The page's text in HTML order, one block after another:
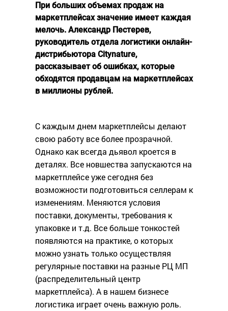
При больших объемах продаж на
маркетплейсах значение имеет каждая
мелочь. Александр Пестерев,
руководитель отдела логистики онлайн-
дистрибьютора Citynature,
рассказывает об ошибках, которые
обходятся продавцам на маркетплейсах
в миллионы рублей.
С каждым днем маркетплейсы делают
свою работу все более прозрачной.
Однако как всегда дьявол кроется в
деталях. Все новшества запускаются на
маркетплейсе уже сегодня без
возможности подготовиться селлерам к
изменениям. Меняются условия
поставки, документы, требования к
упаковке и т.д. Все больше тонкостей
появляются на практике, о которых
можно узнать только осуществляя
регулярные поставки на разные РЦ МП
(распределительный центр
маркетплейса). А в нашем бизнесе
логистика играет очень важную роль.